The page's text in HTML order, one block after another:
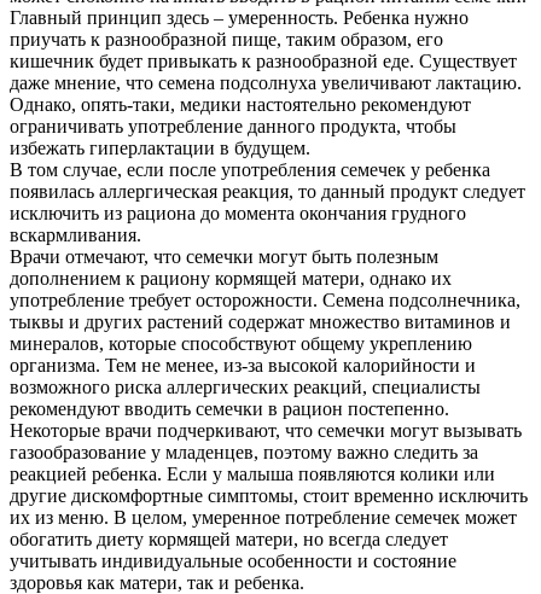
Главный принцип здесь – умеренность. Ребенка нужно
приучать к разнообразной пище, таким образом, его
кишечник будет привыкать к разнообразной еде. Существует
даже мнение, что семена подсолнуха увеличивают лактацию.
Однако, опять-таки, медики настоятельно рекомендуют
ограничивать употребление данного продукта, чтобы
избежать гиперлактации в будущем.
В том случае, если после употребления семечек у ребенка
появилась аллергическая реакция, то данный продукт следует
исключить из рациона до момента окончания грудного
вскармливания.
Врачи отмечают, что семечки могут быть полезным
дополнением к рациону кормящей матери, однако их
употребление требует осторожности. Семена подсолнечника,
тыквы и других растений содержат множество витаминов и
минералов, которые способствуют общему укреплению
организма. Тем не менее, из-за высокой калорийности и
возможного риска аллергических реакций, специалисты
рекомендуют вводить семечки в рацион постепенно.
Некоторые врачи подчеркивают, что семечки могут вызывать
газообразование у младенцев, поэтому важно следить за
реакцией ребенка. Если у малыша появляются колики или
другие дискомфортные симптомы, стоит временно исключить
их из меню. В целом, умеренное потребление семечек может
обогатить диету кормящей матери, но всегда следует
учитывать индивидуальные особенности и состояние
здоровья как матери, так и ребенка.